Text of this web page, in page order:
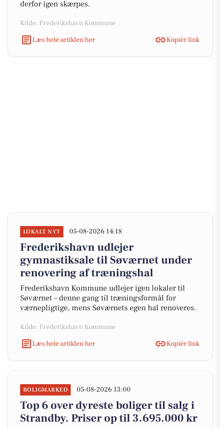
derfor igen skærpes.
Kilde: Frederikshavn Kommune
Læs hele artiklen her
Kopiér link
LOKALT NYT 05-08-2026 14:18
Frederikshavn udlejer
gymnastiksale til Søværnet under
renovering af træningshal
Frederikshavn Kommune udlejer igen lokaler til
Søværnet – denne gang til træningsformål for
værnepligtige, mens Søværnets egen hal renoveres.
Kilde: Frederikshavn Kommune
Læs hele artiklen her
Kopiér link
BOLIGMARKED 05-08-2026 13:00
Top 6 over dyreste boliger til salg i
Strandby. Priser op til 3.695.000 kr